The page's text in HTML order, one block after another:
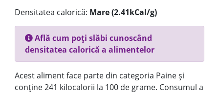
Densitatea calorică: Mare (2.41kCal/g)
Află cum poți slăbi cunoscând
densitatea calorică a alimentelor
Acest aliment face parte din categoria Paine și
conține 241 kilocalorii la 100 de grame. Consumul a